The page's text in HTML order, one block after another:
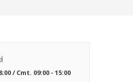
/ Cmt. 09:00 - 15:00